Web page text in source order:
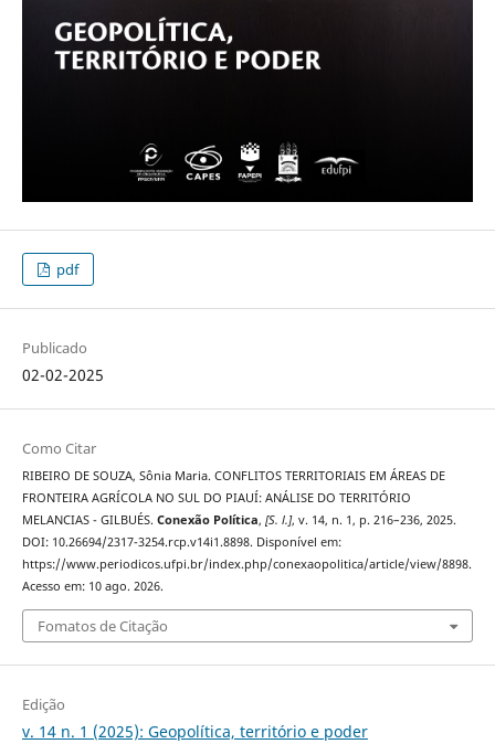
pdf
Publicado
02-02-2025
Como Citar
RIBEIRO DE SOUZA, Sônia Maria. CONFLITOS TERRITORIAIS EM ÁREAS DE
FRONTEIRA AGRÍCOLA NO SUL DO PIAUÍ: ANÁLISE DO TERRITÓRIO
MELANCIAS - GILBUÉS. Conexão Política, [S. l.], v. 14, n. 1, p. 216–236, 2025.
DOI: 10.26694/2317-3254.rcp.v14i1.8898. Disponível em:
https://www.periodicos.ufpi.br/index.php/conexaopolitica/article/view/8898.
Acesso em: 10 ago. 2026.
Fomatos de Citação
Edição
v. 14 n. 1 (2025): Geopolítica, território e poder